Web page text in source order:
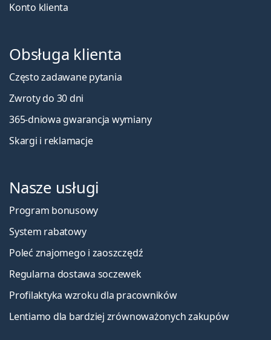
Konto klienta
Obsługa klienta
Często zadawane pytania
Zwroty do 30 dni
365-dniowa gwarancja wymiany
Skargi i reklamacje
Nasze usługi
Program bonusowy
System rabatowy
Poleć znajomego i zaoszczędź
Regularna dostawa soczewek
Profilaktyka wzroku dla pracowników
Lentiamo dla bardziej zrównoważonych zakupów